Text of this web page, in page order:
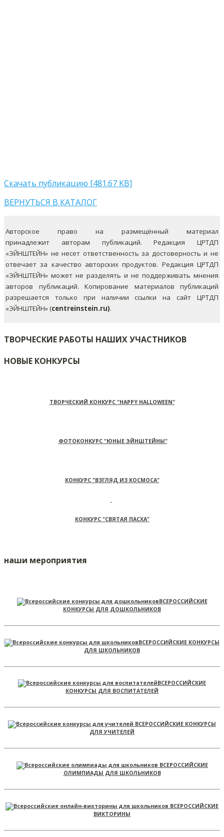
Скачать публикацию [481.67 KB]
ВЕРНУТЬСЯ В КАТАЛОГ
Авторское право на размещённый материал
принадлежит авторам публикаций. Редакция ЦРТДП
«ЭЙНШТЕЙН» не несет ответственность за достоверность и не
отвечает за качество авторских продуктов. Редакция ЦРТДП
«ЭЙНШТЕЙН» может не разделять и не поддерживать мнения
авторов публикаций. Копирование материалов публикаций
разрешается только при наличии ссылки на сайт ЦРТДП
«ЭЙНШТЕЙН» (centreinstein.ru).
ТВОРЧЕСКИЕ РАБОТЫ НАШИХ УЧАСТНИКОВ
НОВЫЕ КОНКУРСЫ
ТВОРЧЕСКИЙ КОНКУРС "HAPPY HALLOWEEN"
ФОТОКОНКУРС "ЮНЫЕ ЭЙНШТЕЙНЫ"
КОНКУРС "ВЗГЛЯД ИЗ КОСМОСА"
КОНКУРС "СВЯТАЯ ПАСХА"
наши мероприятия
ВСЕРОССИЙСКИЕ
КОНКУРСЫ ДЛЯ ДОШКОЛЬНИКОВ
ВСЕРОССИЙСКИЕ КОНКУРСЫ
ДЛЯ ШКОЛЬНИКОВ
ВСЕРОССИЙСКИЕ
КОНКУРСЫ ДЛЯ ВОСПИТАТЕЛЕЙ
ВСЕРОССИЙСКИЕ КОНКУРСЫ
ДЛЯ УЧИТЕЛЕЙ
ВСЕРОССИЙСКИЕ
ОЛИМПИАДЫ ДЛЯ ШКОЛЬНИКОВ
ВСЕРОССИЙСКИЕ
ВИКТОРИНЫ